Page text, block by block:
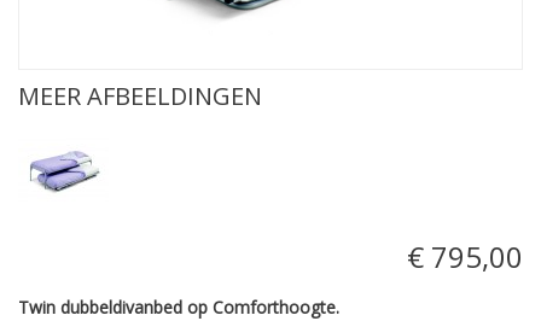
MEER AFBEELDINGEN
€ 795,00
Twin dubbeldivanbed op Comforthoogte.